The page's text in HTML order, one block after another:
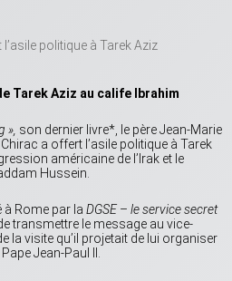
Tarek Aziz au calife Ibrahim
», son dernier livre*, le père Jean-Marie
a offert l’asile politique à Tarek
américaine de l’Irak et le
Hussein.
à Rome par la DGSE– le service secret
transmettre le message au vice-
la visite qu’il projetait de lui organiser
Jean-Paul II.